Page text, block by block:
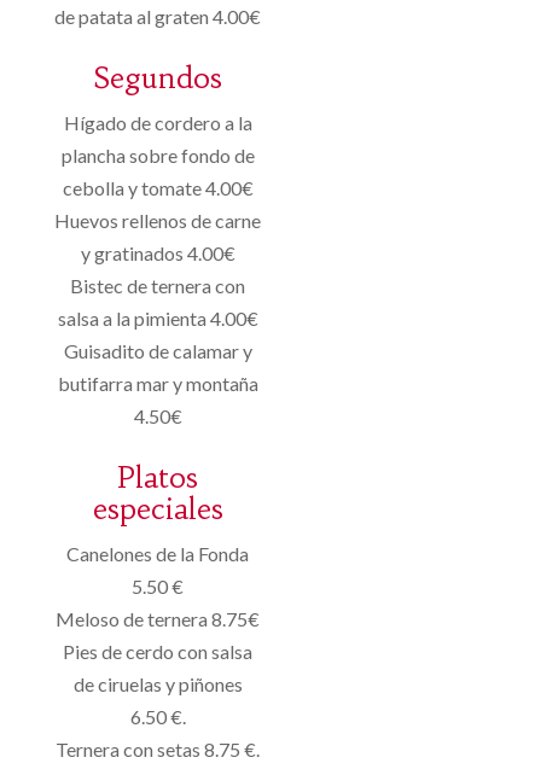
de patata al graten 4.00€
Segundos
Hígado de cordero a la
plancha sobre fondo de
cebolla y tomate 4.00€
Huevos rellenos de carne
y gratinados 4.00€
Bistec de ternera con
salsa a la pimienta 4.00€
Guisadito de calamar y
butifarra mar y montaña
4.50€
Platos
especiales
Canelones de la Fonda
5.50 €
Meloso de ternera 8.75€
Pies de cerdo con salsa
de ciruelas y piñones
6.50 €.
Ternera con setas 8.75 €.